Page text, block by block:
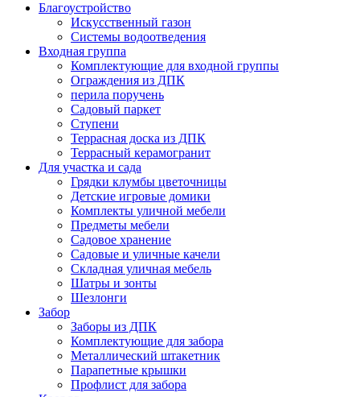
Благоустройство
Искусственный газон
Системы водоотведения
Входная группа
Комплектующие для входной группы
Ограждения из ДПК
перила поручень
Садовый паркет
Ступени
Террасная доска из ДПК
Террасный керамогранит
Для участка и сада
Грядки клумбы цветочницы
Детские игровые домики
Комплекты уличной мебели
Предметы мебели
Садовое хранение
Садовые и уличные качели
Складная уличная мебель
Шатры и зонты
Шезлонги
Забор
Заборы из ДПК
Комплектующие для забора
Металлический штакетник
Парапетные крышки
Профлист для забора